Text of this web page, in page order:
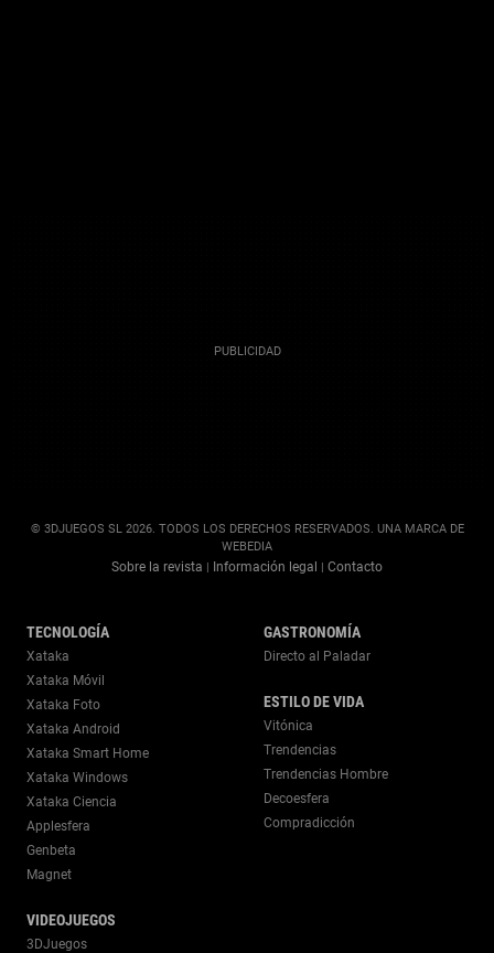
© 3DJUEGOS SL 2026. TODOS LOS DERECHOS RESERVADOS. UNA MARCA DE
WEBEDIA
Sobre la revista Información legal Contacto
TECNOLOGÍA
Xataka
Xataka Móvil
Xataka Foto
Xataka Android
Xataka Smart Home
Xataka Windows
Xataka Ciencia
Applesfera
Genbeta
Magnet
VIDEOJUEGOS
3DJuegos
GASTRONOMÍA
Directo al Paladar
ESTILO DE VIDA
Vitónica
Trendencias
Trendencias Hombre
Decoesfera
Compradicción